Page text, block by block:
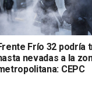
Frío 32 podría
nevadas a la
CEPC